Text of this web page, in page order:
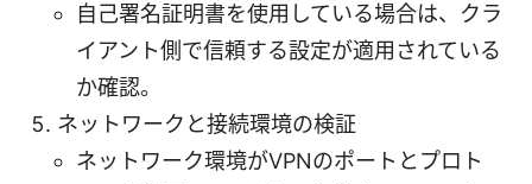
自己署名証明書を使用している場合は、クラ
イアント側で信頼する設定が適用されている
か確認。
ネットワークと接続環境の検証
ネットワーク環境がVPNのポートとプロト